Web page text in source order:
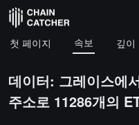
첫 페이지 속보 깊이
데이터: 그레이스에
주소로 11286개의